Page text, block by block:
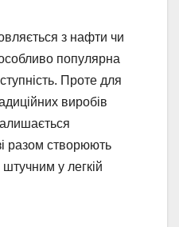
з нафти чи
популярна
Проте для
виробів
разом створюють
у легкій